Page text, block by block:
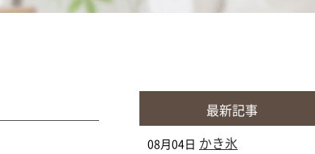
最新記事
08月04日 かき氷